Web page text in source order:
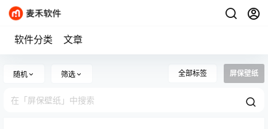
软件分类 文章
随机 筛选 全部标签 屏保壁纸